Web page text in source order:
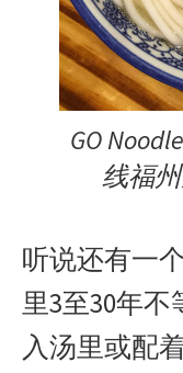
GO
线福
听说还有一
里3至30年
入汤里或配